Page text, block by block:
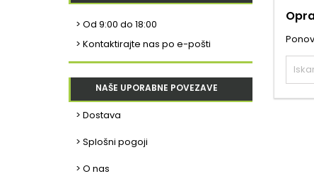
> Od 9:00 do 18:00
> Kontaktirajte nas po e-pošti
NAŠE UPORABNE POVEZAVE
> Dostava
> Splošni pogoji
> O nas